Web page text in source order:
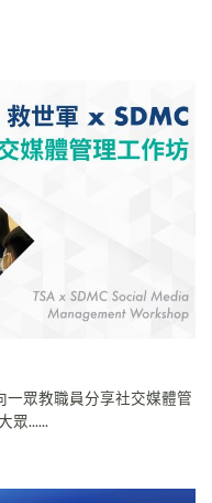
一眾教職員分享社交媒體管
眾......